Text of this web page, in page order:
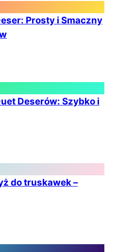
Prosty i Smaczny
Deserów: Szybko i
do truskawek –